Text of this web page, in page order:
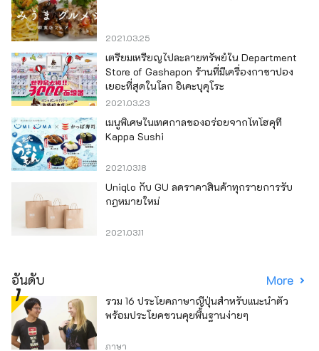
2021.03.25
เตรียมเหรียญไปละลายทรัพย์ใน Department
Store of Gashapon ร้านที่มีเครื่องกาชาปอง
เยอะที่สุดในโลก อิเคะบุคุโระ
2021.03.23
เมนูพิเศษในเทศกาลของอร่อยจากโทโฮคุที่
Kappa Sushi
2021.03.18
Uniqlo กับ GU ลดราคาสินค้าทุกรายการรับ
กฎหมายใหม่
2021.03.11
อันดับ More
รวม 16 ประโยคภาษาญี่ปุ่นสำหรับแนะนำตัว
พร้อมประโยคชวนคุยพื้นฐานง่ายๆ
ภาษา